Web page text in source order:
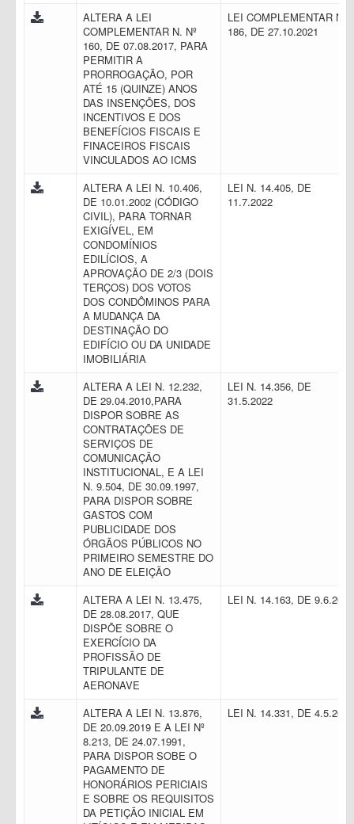
ALTERA A LEI
COMPLEMENTAR N. Nº
160, DE 07.08.2017, PARA
PERMITIR A
PRORROGAÇÃO, POR
ATÉ 15 (QUINZE) ANOS
DAS INSENÇÕES, DOS
INCENTIVOS E DOS
BENEFÍCIOS FISCAIS E
FINACEIROS FISCAIS
VINCULADOS AO ICMS
LEI COMPLEMENTAR N.
186, DE 27.10.2021
ALTERA A LEI N. 10.406,
DE 10.01.2002 (CÓDIGO
CIVIL), PARA TORNAR
EXIGÍVEL, EM
CONDOMÍNIOS
EDILÍCIOS, A
APROVAÇÃO DE 2/3 (DOIS
TERÇOS) DOS VOTOS
DOS CONDÔMINOS PARA
A MUDANÇA DA
DESTINAÇÃO DO
EDIFÍCIO OU DA UNIDADE
IMOBILIÁRIA
LEI N. 14.405, DE
11.7.2022
ALTERA A LEI N. 12.232,
DE 29.04.2010,PARA
DISPOR SOBRE AS
CONTRATAÇÕES DE
SERVIÇOS DE
COMUNICAÇÃO
INSTITUCIONAL, E A LEI
N. 9.504, DE 30.09.1997,
PARA DISPOR SOBRE
GASTOS COM
PUBLICIDADE DOS
ÓRGÃOS PÚBLICOS NO
PRIMEIRO SEMESTRE DO
ANO DE ELEIÇÃO
LEI N. 14.356, DE
31.5.2022
ALTERA A LEI N. 13.475,
DE 28.08.2017, QUE
DISPÕE SOBRE O
EXERCÍCIO DA
PROFISSÃO DE
TRIPULANTE DE
AERONAVE
LEI N. 14.163, DE
ALTERA A LEI N. 13.876,
DE 20.09.2019 E A LEI Nº
8.213, DE 24.07.1991,
PARA DISPOR SOBE O
PAGAMENTO DE
HONORÁRIOS PERICIAIS
E SOBRE OS REQUISITOS
DA PETIÇÃO INICIAL EM
LEI N. 14.331, DE